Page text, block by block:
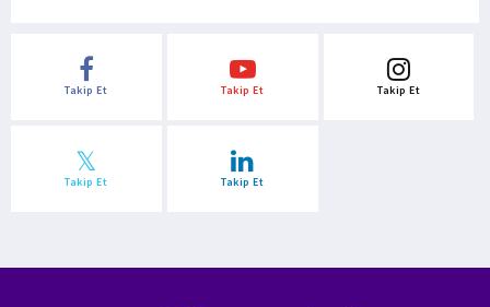
Takip Et Takip Et Takip Et
Takip Et Takip Et